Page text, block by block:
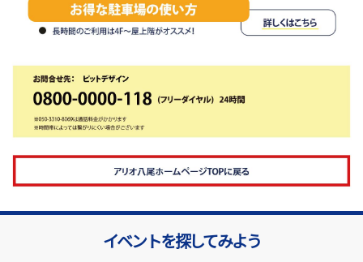
イベントを探してみよう